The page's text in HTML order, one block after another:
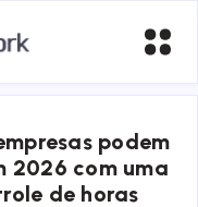
podem
2026 com uma
de horas